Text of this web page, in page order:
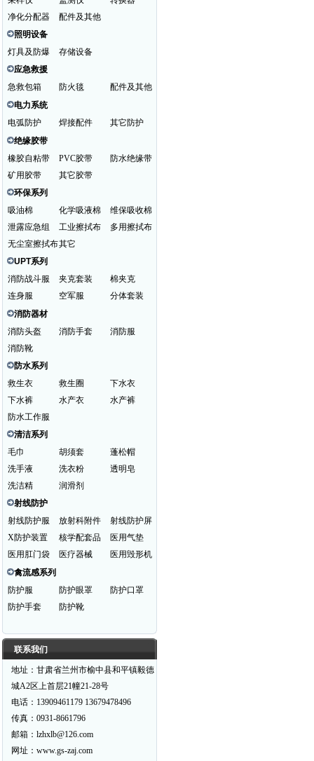
净化分配器
配件及其他
照明设备
灯具及防爆
存储设备
应急救援
急救包箱
防火毯
配件及其他
电力系统
电弧防护
焊接配件
其它防护
绝缘胶带
橡胶自粘带
PVC胶带
防水绝缘带
矿用胶带
其它胶带
环保系列
吸油棉
化学吸液棉
维保吸收棉
泄露应急组
工业擦拭布
多用擦拭布
无尘室擦拭布其它
UPT系列
消防战斗服
夹克套装
棉夹克
连身服
空军服
分体套装
消防器材
消防头盔
消防手套
消防服
消防靴
防水系列
救生衣
救生圈
下水衣
下水裤
水产衣
水产裤
防水工作服
清洁系列
毛巾
胡须套
蓬松帽
洗手液
洗衣粉
透明皂
洗洁精
润滑剂
射线防护
射线防护服
放射科附件
射线防护屏
X防护装置
核学配套品
医用气垫
医用肛门袋
医疗器械
医用毁形机
禽流感系列
防护服
防护眼罩
防护口罩
防护手套
防护靴
联系我们
地址：甘肃省兰州市榆中县和平镇毅德
城A2区上首层21幢21-28号
电话：13909461179 13679478496
传真：0931-8661796
邮箱：lzhxlb@126.com
网址：www.gs-zaj.com